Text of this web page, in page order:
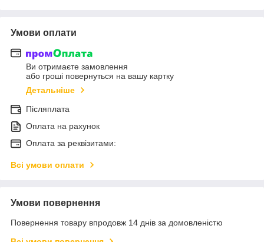
Умови оплати
Ви отримаєте замовлення
або гроші повернуться на вашу картку
Детальніше
Післяплата
Оплата на рахунок
Оплата за реквізитами:
Всі умови оплати
Умови повернення
Повернення товару впродовж 14 днів за домовленістю